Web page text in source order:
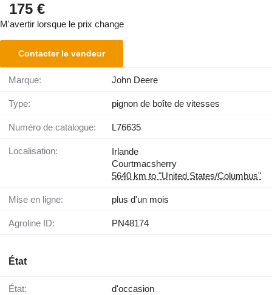
175 €
M'avertir lorsque le prix change
Contacter le vendeur
Marque: John Deere
Type: pignon de boîte de vitesses
Numéro de catalogue: L76635
Localisation:
Irlande
Courtmacsherry
5640 km to "United States/Columbus"
Mise en ligne: plus d'un mois
Agroline ID: PN48174
État
État: d'occasion